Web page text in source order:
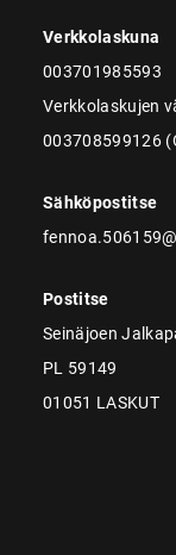
Verkkolaskuna
003701985593
Verkkolaskujen
003708599126
Sähköpostitse
Postitse
Seinäjoen
PL 59149
01051 LASKUT